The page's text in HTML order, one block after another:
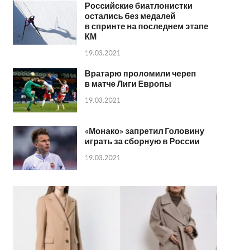
Российские биатлонистки
остались без медалей
в спринте на последнем этапе
КМ
19.03.2021
Вратарю проломили череп
в матче Лиги Европы
19.03.2021
«Монако» запретил Головину
играть за сборную в России
19.03.2021